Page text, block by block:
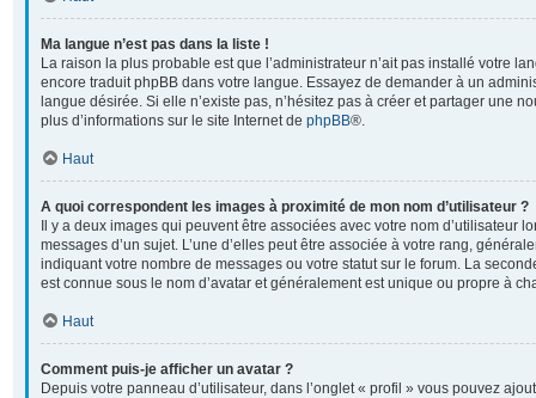
Ma langue n’est pas dans la liste !
La raison la plus probable est que l’administrateur n’ait pas installé votre
encore traduit phpBB dans votre langue. Essayez de demander à un
langue désirée. Si elle n’existe pas, n’hésitez pas à créer et partager une
plus d’informations sur le site Internet de phpBB®.
Haut
A quoi correspondent les images à proximité de mon nom d’utilisateur ?
Il y a deux images qui peuvent être associées avec votre nom d’utilisateur
messages d’un sujet. L’une d’elles peut être associée à votre rang,
indiquant votre nombre de messages ou votre statut sur le forum. La
est connue sous le nom d’avatar et généralement est unique ou propre à
Haut
Comment puis-je afficher un avatar ?
Depuis votre panneau d’utilisateur, dans l’onglet « profil » vous pouvez